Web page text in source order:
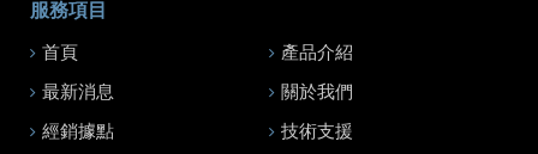
服務項目
首頁 產品介紹
最新消息 關於我們
經銷據點 技術支援